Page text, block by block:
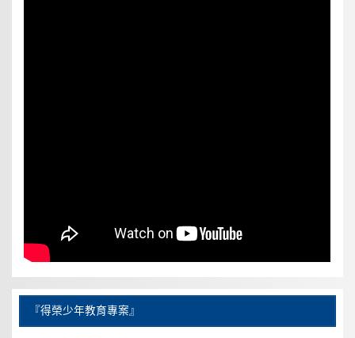
『得榮少年教育專案』